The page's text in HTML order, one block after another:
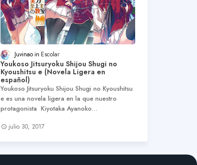
Juvinao Escolar
Youkoso Jitsuryoku Shijou Shugi no
Kyoushitsu e (Novela Ligera en
español)
Youkoso Jitsuryoku Shijou Shugi no Kyoushitsu
e es una novela ligera en la que nuestro
protagonista Kiyotaka Ayanoko…
julio 30, 2017